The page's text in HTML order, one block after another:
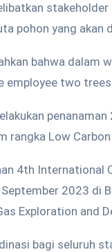
pohon yang akan
bahwa dalam
employee two
rangka Low
4th International
2023 di
Exploration and
bagi seluruh